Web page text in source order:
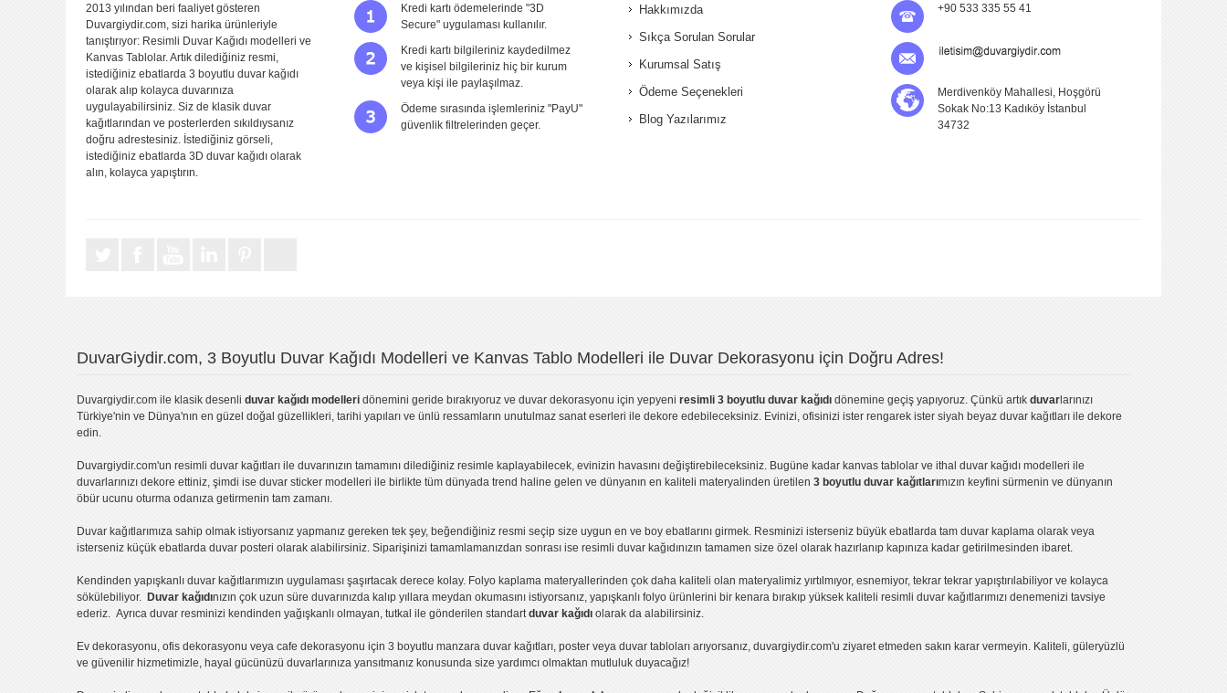
Yorumu Gönder
2013 yılından beri faaliyet gösteren
Duvargiydir.com, sizi harika ürünleriyle
tanıştırıyor: Resimli Duvar Kağıdı modelleri ve
Kanvas Tablolar. Artık dilediğiniz resmi,
istediğiniz ebatlarda 3 boyutlu duvar kağıdı
olarak alıp kolayca duvarınıza
uygulayabilirsiniz. Siz de klasik duvar
kağıtlarından ve posterlerden sıkıldıysanız
doğru adrestesiniz. İstediğiniz görseli,
istediğiniz ebatlarda 3D duvar kağıdı olarak
alın, kolayca yapıştırın.
Kredi kartı ödemelerinde "3D
Secure" uygulaması kullanılır.
Kredi kartı bilgileriniz kaydedilmez
ve kişisel bilgileriniz hiç bir kurum
veya kişi ile paylaşılmaz.
Ödeme sırasında işlemleriniz "PayU"
güvenlik filtrelerinden geçer.
Hakkımızda
Sıkça Sorulan Sorular
Kurumsal Satış
Ödeme Seçenekleri
Blog Yazılarımız
+90 533 335 55 41
Merdivenköy Mahallesi, Hoşgörü
Sokak No:13 Kadıköy İstanbul
34732
DuvarGiydir.com, 3 Boyutlu Duvar Kağıdı Modelleri ve Kanvas Tablo Modelleri ile Duvar Dekorasyonu için Doğru Adres!
Duvargiydir.com ile klasik desenli duvar kağıdı modelleri dönemini geride bırakıyoruz ve duvar dekorasyonu için yepyeni resimli 3 boyutlu duvar kağıdı dönemine geçiş yapıyoruz. Çünkü artık duvar larınızı
Türkiye'nin ve Dünya'nın en güzel doğal güzellikleri, tarihi yapıları ve ünlü ressamların unutulmaz sanat eserleri ile dekore edebileceksiniz. Evinizi, ofisinizi ister rengarek ister siyah beyaz duvar kağıtları ile dekore
edin.
Duvargiydir.com'un resimli duvar kağıtları ile duvarınızın tamamını dilediğiniz resimle kaplayabilecek, evinizin havasını değiştirebileceksiniz. Bugüne kadar kanvas tablo lar ve ithal duvar kağıdı modelleri ile
duvarlarınızı dekore ettiniz, şimdi ise duvar sticker modelleri ile birlikte tüm dünyada trend haline gelen ve dünyanın en kaliteli materyalinden üretilen 3 boyutlu duvar kağıtlarımızın keyfini sürmenin ve dünyanın
öbür ucunu oturma odanıza getirmenin tam zamanı.
Duvar kağıtlarımıza sahip olmak istiyorsanız yapmanız gereken tek şey, beğendiğiniz resmi seçip size uygun en ve boy ebatlarını girmek. Resminizi isterseniz büyük ebatlarda tam duvar kaplama olarak veya
isterseniz küçük ebatlarda duvar posteri olarak alabilirsiniz. Siparişinizi tamamlamanızdan sonrası ise resimli duvar kağıdınızın tamamen size özel olarak hazırlanıp kapınıza kadar getirilmesinden ibaret.
Kendinden yapışkanlı duvar kağıtlarımızın uygulaması şaşırtacak derece kolay. Folyo kaplama materyallerinden çok daha kaliteli olan materyalimiz yırtılmıyor, esnemiyor, tekrar tekrar yapıştırılabiliyor ve kolayca
sökülebiliyor. Duvar kağıdınızın çok uzun süre duvarınızda kalıp yıllara meydan okumasını istiyorsanız, yapışkanlı folyo ürünlerini bir kenara bırakıp yüksek kaliteli resimli duvar kağıtlarımızı denemenizi tavsiye
ederiz. Ayrıca duvar resminizi kendinden yağışkanlı olmayan, tutkal ile gönderilen standartduvar kağıdı olarak da alabilirsiniz.
Ev dekorasyonu, ofis dekorasyonu veya cafe dekorasyonu için 3 boyutlu manzara duvar kağıtları, poster veya duvar tabloları arıyorsanız, duvargiydir.com'u ziyaret etmeden sakın karar vermeyin. Kaliteli, güleryüzlü
ve güvenilir hizmetimizle, hayal gücünüzü duvarlarınıza yansıtmanız konusunda size yardımcı olmaktan mutluluk duyacağız!